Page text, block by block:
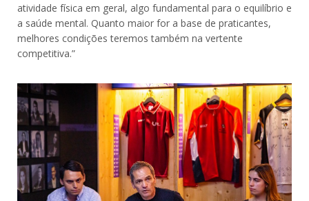
atividade física em geral, algo fundamental para o equilíbrio e
a saúde mental. Quanto maior for a base de praticantes,
melhores condições teremos também na vertente
competitiva.”